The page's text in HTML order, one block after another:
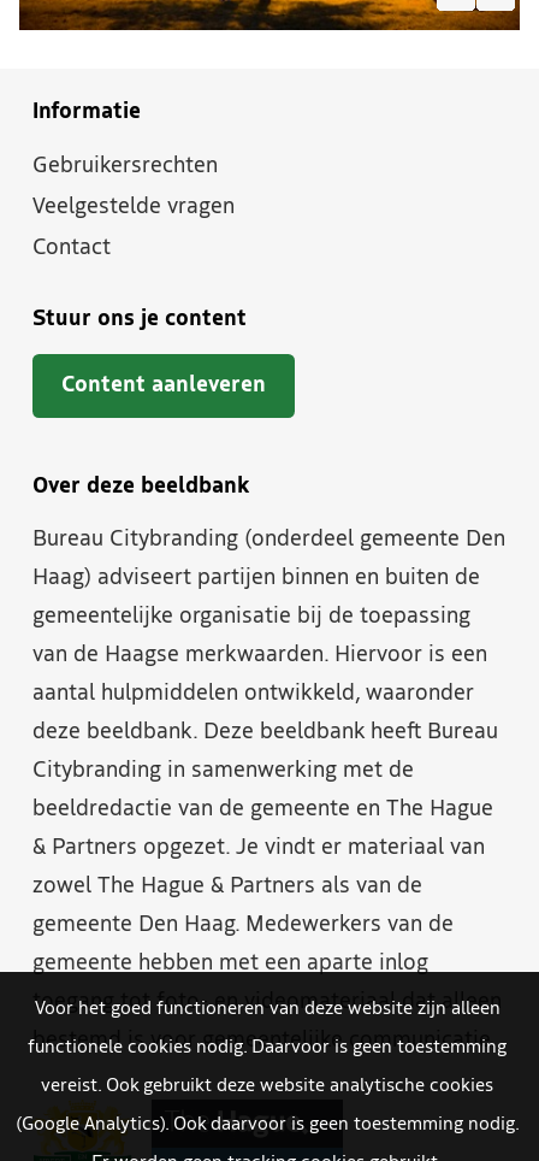
Informatie
Gebruikersrechten
Veelgestelde vragen
Contact
Stuur ons je content
Content aanleveren
Over deze beeldbank
Bureau Citybranding (onderdeel gemeente Den
Haag) adviseert partijen binnen en buiten de
gemeentelijke organisatie bij de toepassing
van de Haagse merkwaarden. Hiervoor is een
aantal hulpmiddelen ontwikkeld, waaronder
deze beeldbank. Deze beeldbank heeft Bureau
Citybranding in samenwerking met de
beeldredactie van de gemeente en The Hague
& Partners opgezet. Je vindt er materiaal van
zowel The Hague & Partners als van de
gemeente Den Haag. Medewerkers van de
gemeente hebben met een aparte inlog
toegang tot foto- en videomateriaal dat alleen
bestemd is voor gemeentelijke communicatie.
Voor het goed functioneren van deze website zijn alleen
functionele cookies nodig. Daarvoor is geen toestemming
vereist. Ook gebruikt deze website analytische cookies
(Google Analytics). Ook daarvoor is geen toestemming nodig.